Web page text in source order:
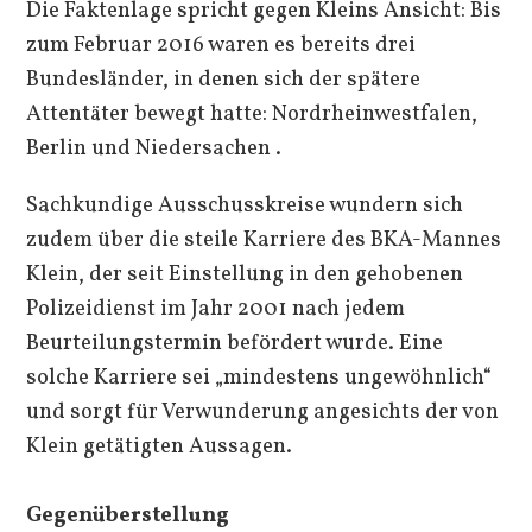
Die Faktenlage spricht gegen Kleins Ansicht: Bis
zum Februar 2016 waren es bereits drei
Bundesländer, in denen sich der spätere
Attentäter bewegt hatte: Nordrheinwestfalen,
Berlin und Niedersachen .
Sachkundige Ausschusskreise wundern sich
zudem über die steile Karriere des BKA-Mannes
Klein, der seit Einstellung in den gehobenen
Polizeidienst im Jahr 2001 nach jedem
Beurteilungstermin befördert wurde. Eine
solche Karriere sei „mindestens ungewöhnlich“
und sorgt für Verwunderung angesichts der von
Klein getätigten Aussagen.
Gegenüberstellung